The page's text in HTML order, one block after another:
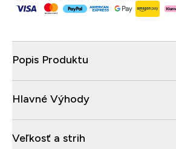
Popis Produktu
Hlavné Výhody
Veľkosť a strih